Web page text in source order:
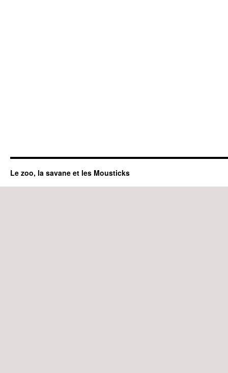
Le zoo, la savane et les Mousticks